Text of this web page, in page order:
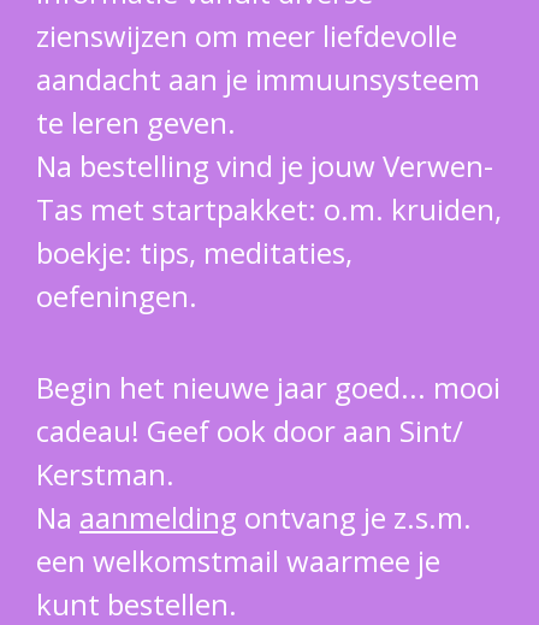
zienswijzen om meer liefdevolle
aandacht aan je immuunsysteem
te leren geven.
Na bestelling vind je jouw Verwen-
Tas met startpakket: o.m. kruiden,
boekje: tips, meditaties,
oefeningen.
Begin het nieuwe jaar goed... mooi
cadeau! Geef ook door aan Sint/
Kerstman.
Na aanmelding ontvang je z.s.m.
een welkomstmail waarmee je
kunt bestellen.